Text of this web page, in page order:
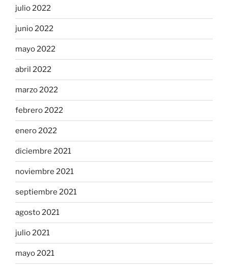
julio 2022
junio 2022
mayo 2022
abril 2022
marzo 2022
febrero 2022
enero 2022
diciembre 2021
noviembre 2021
septiembre 2021
agosto 2021
julio 2021
mayo 2021